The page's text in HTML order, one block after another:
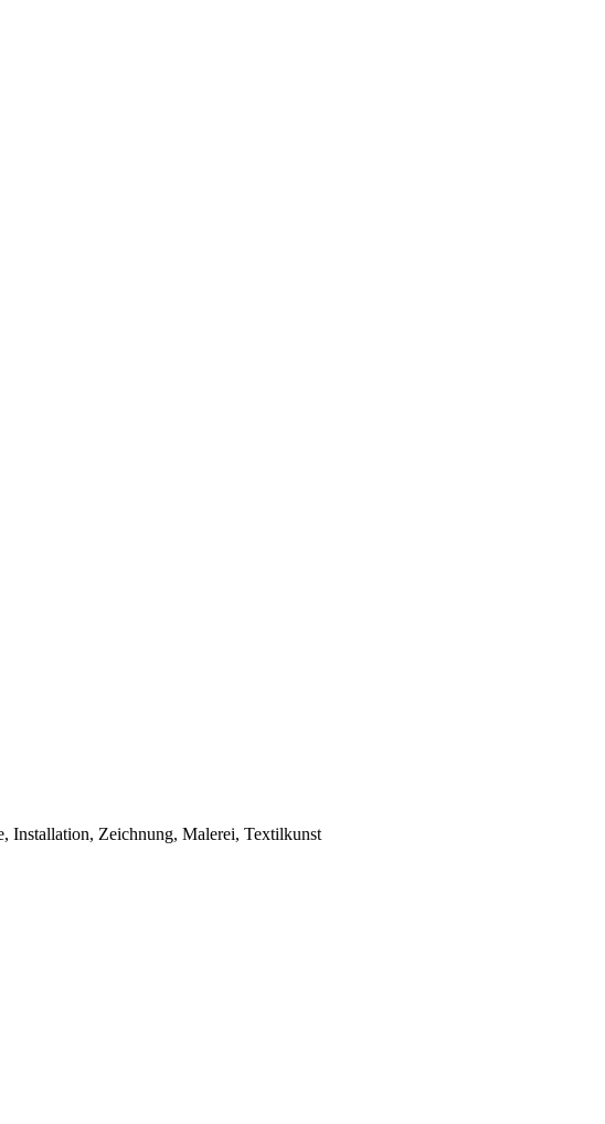
Installation, Zeichnung, Malerei, Textilkunst